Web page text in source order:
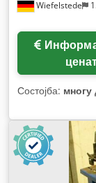
Wiefelstede
Состојба: многу